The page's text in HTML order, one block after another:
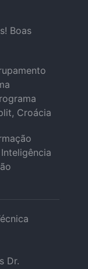
Boas
Croácia
Dr.